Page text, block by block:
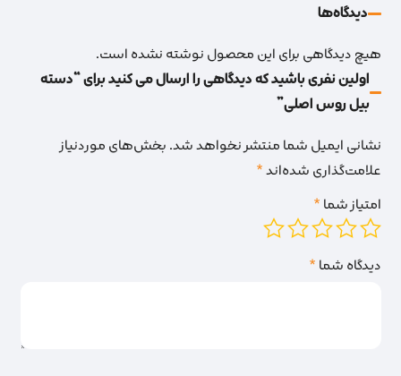
دیدگاه‌‌ها
هیچ دیدگاهی برای این محصول نوشته نشده است.
اولین نفری باشید که دیدگاهی را ارسال می کنید برای “دسته
بیل روس اصلی”
نشانی ایمیل شما منتشر نخواهد شد.بخش‌های موردنیاز
علامت‌گذاری شده‌اند*
امتیاز شما*
دیدگاه شما*